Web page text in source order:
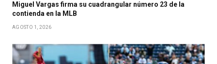
Miguel Vargas firma su cuadrangular número 23 de la
contienda en la MLB
AGOSTO 1, 2026